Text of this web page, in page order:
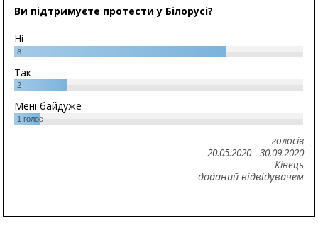
Ви підтримуєте протести у Білорусі?
Ні
8
Так
2
Мені байдуже
1 голос
голосів
20.05.2020- 30.09.2020
Кінець
- доданий відвідувачем